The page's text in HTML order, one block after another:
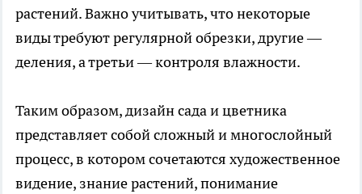
растений. Важно учитывать, что некоторые
виды требуют регулярной обрезки, другие —
деления, а третьи — контроля влажности.
Таким образом, дизайн сада и цветника
представляет собой сложный и многослойный
процесс, в котором сочетаются художественное
видение, знание растений, понимание